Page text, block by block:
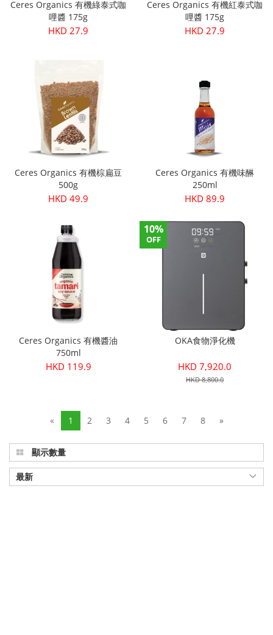
Ceres Organics 有機綠泰式咖
哩醬 175g
HKD 27.9
Ceres Organics 有機紅泰式咖
哩醬 175g
HKD 27.9
Ceres Organics 有機棕扁豆
500g
HKD 49.9
Ceres Organics 有機味醂
250ml
HKD 89.9
Ceres Organics 有機醬油
750ml
HKD 119.9
10%
OFF
OKA食物淨化機
HKD 7,920.0
HKD 8,800.0
« 1 2 3 4 5 6 7 8 »
顯示數量
最新